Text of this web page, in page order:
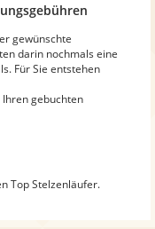
gewünschte
darin nochmals eine
Für Sie entstehen
gebuchten
Top Stelzenläufer.